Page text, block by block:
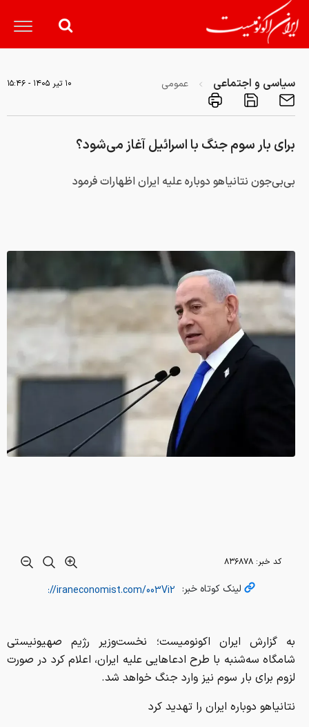
سیاسی و اجتماعی عمومی ۱۰ تير ۱۴۰۵ - ۱۵:۴۶
برای بار سوم جنگ با اسرائیل آغاز می‌شود؟
بی‌بی‌جون‌ نتانیاهو دوباره علیه ایران اظهارات فرمود
کد خبر: ۸۳۶۸۷۸
لینک کوتاه خبر:
به گزارش ایران اکونومیست؛ نخست‌وزیر رژیم صهیونیستی
شامگاه سه‌شنبه با طرح ادعاهایی علیه ایران، اعلام کرد در صورت
لزوم برای بار سوم نیز وارد جنگ خواهد شد.
نتانیاهو دوباره ایران را تهدید کرد